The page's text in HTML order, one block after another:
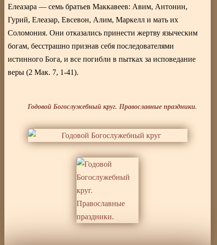
Елеазара — семь братьев Маккавеев: Авим, Антонин,
Гурий, Елеазар, Евсевон, Алим, Маркелл и мать их
Соломония. Они отказались принести жертву языческим
богам, бесстрашно признав себя последователями
истинного Бога, и все погибли в пытках за исповедание
веры (2 Мак. 7, 1-41).
Годовой Богослужебный круг. Православные праздники.